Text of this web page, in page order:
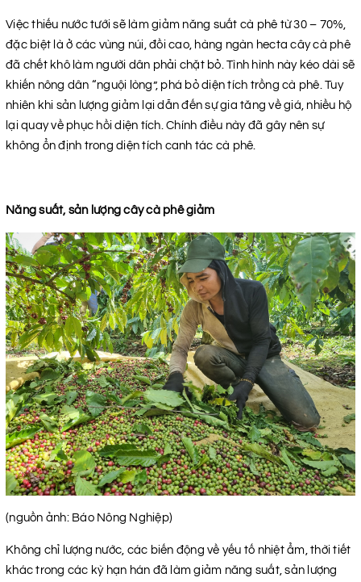
Việc thiếu nước tưới sẽ làm giảm năng suất cà phê từ 30 – 70%,
đặc biệt là ở các vùng núi, đồi cao, hàng ngàn hecta cây cà phê
đã chết khô làm người dân phải chặt bỏ. Tình hình này kéo dài sẽ
khiến nông dân “nguội lòng”, phá bỏ diện tích trồng cà phê. Tuy
nhiên khi sản lượng giảm lại dẫn đến sự gia tăng về giá, nhiều hộ
lại quay về phục hồi diện tích. Chính điều này đã gây nên sự
không ổn định trong diện tích canh tác cà phê.
Năng suất, sản lượng cây cà phê giảm
(nguồn ảnh: Báo Nông Nghiệp)
Không chỉ lượng nước, các biến động về yếu tố nhiệt ẩm, thời tiết
khác trong các kỳ hạn hán đã làm giảm năng suất, sản lượng